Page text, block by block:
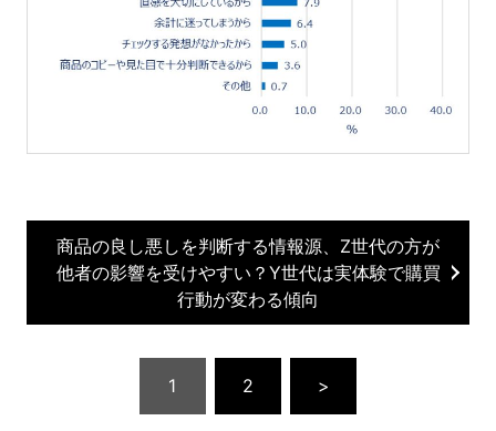
商品の良し悪しを判断する情報源、Z世代の方が
他者の影響を受けやすい？Y世代は実体験で購買
行動が変わる傾向
1 2 >